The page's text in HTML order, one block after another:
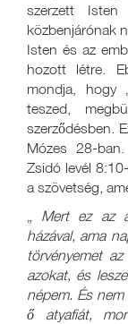
szerzett
közbenjárónak
Isten és az
hozott létre.
mondja, hogy
teszed,
szerződésben.
Mózes 28-
Zsidó levél
a szövetség,
„ Mert ez az
házával, ama
törvényemet
azokat, és
népem. És
ő atyafiát,